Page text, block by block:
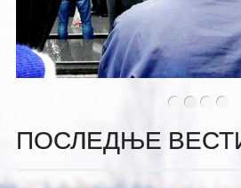
••••
ПОСЛЕДЊЕ